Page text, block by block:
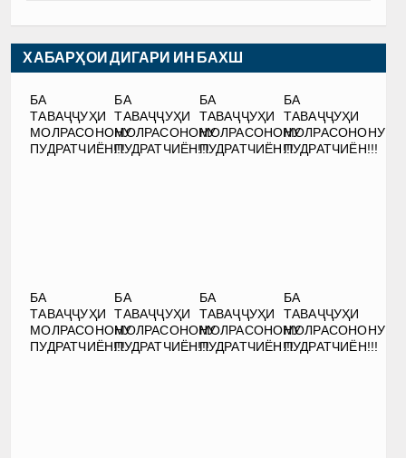
ХАБАРҲОИ ДИГАРИ ИН БАХШ
БА
ТАВАҶҶУҲИ
МОЛРАСОНОНУ
ПУДРАТЧИЁН!!!
БА
ТАВАҶҶУҲИ
МОЛРАСОНОНУ
ПУДРАТЧИЁН!!!
БА
ТАВАҶҶУҲИ
МОЛРАСОНОНУ
ПУДРАТЧИЁН!!!
БА
ТАВАҶҶУҲИ
МОЛРАСОНОНУ
ПУДРАТЧИЁН!!!
БА
ТАВАҶҶУҲИ
МОЛРАСОНОНУ
ПУДРАТЧИЁН!!!
БА
ТАВАҶҶУҲИ
МОЛРАСОНОНУ
ПУДРАТЧИЁН!!!
БА
ТАВАҶҶУҲИ
МОЛРАСОНОНУ
ПУДРАТЧИЁН!!!
БА
ТАВАҶҶУҲИ
МОЛРАСОНОНУ
ПУДРАТЧИЁН!!!